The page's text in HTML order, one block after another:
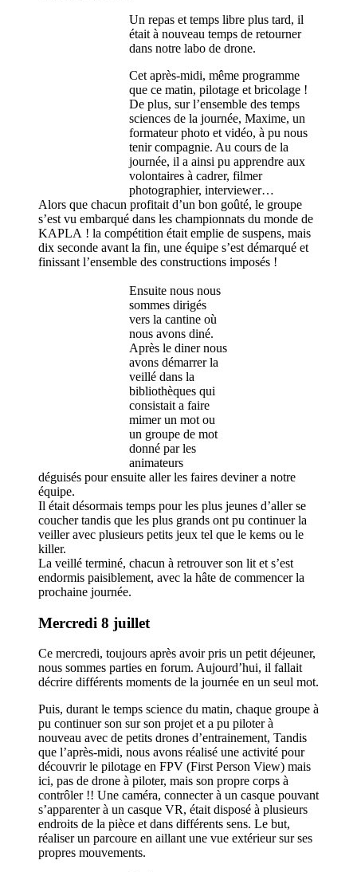
Un repas et temps libre plus tard, il
était à nouveau temps de retourner
dans notre labo de drone.
Cet après-midi, même programme
que ce matin, pilotage et bricolage !
De plus, sur l’ensemble des temps
sciences de la journée, Maxime, un
formateur photo et vidéo, à pu nous
tenir compagnie. Au cours de la
journée, il a ainsi pu apprendre aux
volontaires à cadrer, filmer
photographier, interviewer…
Alors que chacun profitait d’un bon goûté, le groupe
s’est vu embarqué dans les championnats du monde de
KAPLA ! la compétition était emplie de suspens, mais
dix seconde avant la fin, une équipe s’est démarqué et
finissant l’ensemble des constructions imposés !
Ensuite nous nous
sommes dirigés
vers la cantine où
nous avons diné.
Après le diner nous
avons démarrer la
veillé dans la
bibliothèques qui
consistait a faire
mimer un mot ou
un groupe de mot
donné par les
animateurs
déguisés pour ensuite aller les faires deviner a notre
équipe.
Il était désormais temps pour les plus jeunes d’aller se
coucher tandis que les plus grands ont pu continuer la
veiller avec plusieurs petits jeux tel que le kems ou le
killer.
La veillé terminé, chacun à retrouver son lit et s’est
endormis paisiblement, avec la hâte de commencer la
prochaine journée.
Mercredi 8 juillet
Ce mercredi, toujours après avoir pris un petit déjeuner,
nous sommes parties en forum. Aujourd’hui, il fallait
décrire différents moments de la journée en un seul mot.
Puis, durant le temps science du matin, chaque groupe à
pu continuer son sur son projet et a pu piloter à
nouveau avec de petits drones d’entrainement, Tandis
que l’après-midi, nous avons réalisé une activité pour
découvrir le pilotage en FPV (First Person View) mais
ici, pas de drone à piloter, mais son propre corps à
contrôler !! Une caméra, connecter à un casque pouvant
s’apparenter à un casque VR, était disposé à plusieurs
endroits de la pièce et dans différents sens. Le but,
réaliser un parcoure en aillant une vue extérieur sur ses
propres mouvements.